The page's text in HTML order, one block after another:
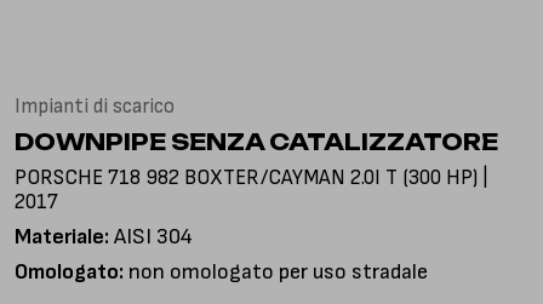
Impianti di scarico
DOWNPIPE SENZA CATALIZZATORE
PORSCHE 718 982 BOXTER/CAYMAN 2.0I T (300 HP) |
2017
Materiale: AISI 304
Omologato: non omologato per uso stradale